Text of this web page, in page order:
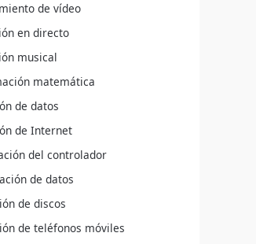
de vídeo
en directo
musical
matemática
de datos
de Internet
del controlador
de datos
de discos
de teléfonos móviles